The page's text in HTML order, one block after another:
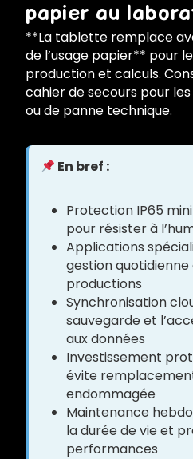
papier au
**La tablette remplace
de l’usage papier** pour
production et calculs.
cahier de secours pour
ou de panne technique.
En bref :
Protection IP65
pour résister à
Applications
gestion
productions
Synchronisation
sauvegarde et
aux données
Investissement
évite
endommagée
Maintenance
la durée de vie et
performances